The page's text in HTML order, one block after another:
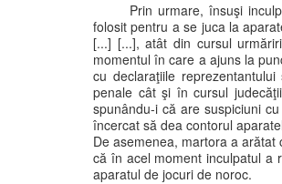
Prin urmare, însuşi
folosit pentru a se juca la
[...] [...], atât din cursul
momentul în care a ajuns la
cu declaraţiile
penale cât şi în cursul
spunându-i că are suspiciuni
încercat să dea contorul
De asemenea, martora a
că în acel moment inculpatul a
aparatul de jocuri de noroc.